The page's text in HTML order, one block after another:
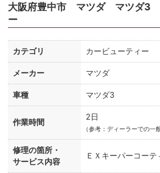
大阪府豊中市 マツダ マツダ3
ー
カテゴリ カービューティー
メーカー マツダ
車種 マツダ3
作業時間
2日
（参考：ディーラーでの一
修理の箇所・
サービス内容
ＥＸキーパーコーテ